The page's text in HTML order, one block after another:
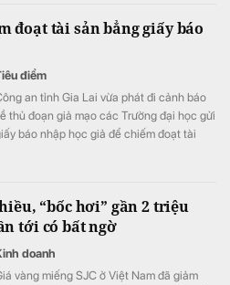
đoạt tài sản bẳng giấy báo
điểm
an tỉnh Gia Lai vừa phát đi cảnh báo
thủ đoạn giả mạo các Trường đại học gửi
báo nhập học giả để chiếm đoạt tài
“bốc hơi” gần 2 triệu
tới có bất ngờ
doanh
vàng miếng SJC ở Việt Nam đã giảm